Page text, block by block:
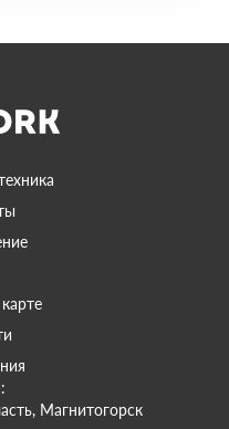
Магнитогорск